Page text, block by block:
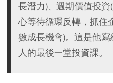
長潛力)、週期價值投
心等待循環反轉，抓住
數成長機會)。這是他
人的最後一堂投資課。